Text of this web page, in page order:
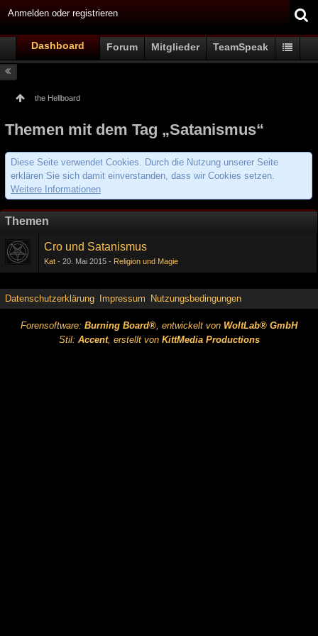
Anmelden oder registrieren
Dashboard Forum Mitglieder TeamSpeak
the Hellboard
Themen mit dem Tag „Satanismus“
Diese Seite verwendet Cookies. Durch die Nutzung unserer Seite
erklären Sie sich damit einverstanden, dass wir Cookies setzen.
Weitere Informationen
Themen
Cro und Satanismus
Kat 20. Mai 2015 Religion und Magie
Datenschutzerklärung Impressum Nutzungsbedingungen
Forensoftware: Burning Board®, entwickelt von WoltLab® GmbH
Stil: Accent, erstellt von KittMedia Productions